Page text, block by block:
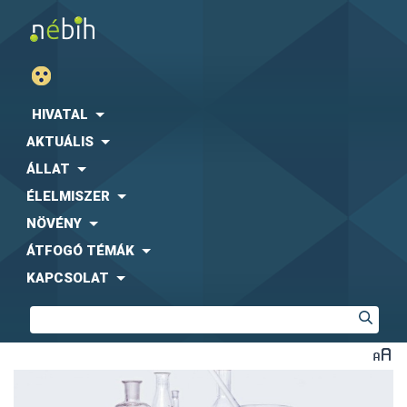
HIVATAL
AKTUÁLIS
ÁLLAT
ÉLELMISZER
NÖVÉNY
ÁTFOGÓ TÉMÁK
KAPCSOLAT